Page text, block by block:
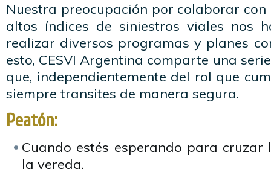
Nuestra preocupación por colaborar
altos índices de siniestros viales nos
realizar diversos programas y planes
esto, CESVI Argentina comparte una
que, independientemente del rol que
siempre transites de manera segura.
Peatón:
Cuando estés esperando para cruzar
la vereda.